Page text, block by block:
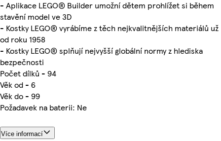
- Aplikace LEGO® Builder umožní dětem prohlížet si během
stavění model ve 3D
- Kostky LEGO® vyrábíme z těch nejkvalitnějších materiálů už
od roku 1958
- Kostky LEGO® splňují nejvyšší globální normy z hlediska
bezpečnosti
Počet dílků - 94
Věk od - 6
Věk do - 99
Požadavek na baterii: Ne
Více informací